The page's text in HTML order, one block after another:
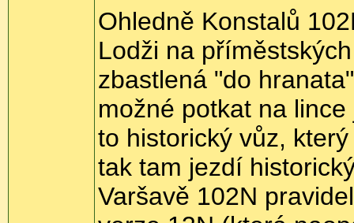
Ohledně Konstalů
Lodži na
zbastlená "do
možné potkat na
to historický vůz,
tak tam jezdí
Varšavě 102N